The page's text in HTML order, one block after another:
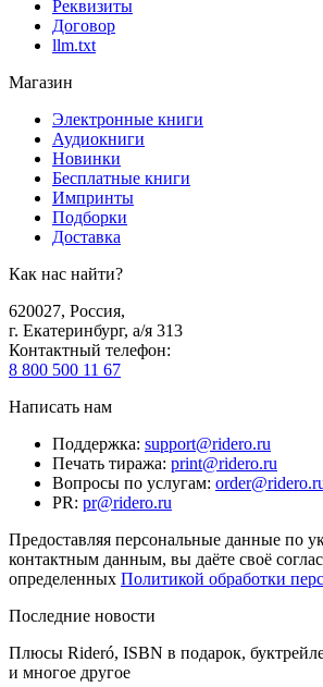
Реквизиты
Договор
llm.txt
Магазин
Электронные книги
Аудиокниги
Новинки
Бесплатные книги
Импринты
Подборки
Доставка
Как нас найти?
620027, Россия,
г. Екатеринбург, а/я 313
Контактный телефон:
8 800 500 11 67
Написать нам
Поддержка: support@ridero.ru
Печать тиража: print@ridero.ru
Вопросы по услугам:
PR: pr@ridero.ru
Предоставляя персональные данные по
контактным данным, вы даёте своё
определенных Политикой обработки
Последние новости
Плюсы Rideró, ISBN в подарок,
и многое другое